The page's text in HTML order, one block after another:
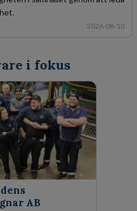
2026-08-10
i fokus
AB